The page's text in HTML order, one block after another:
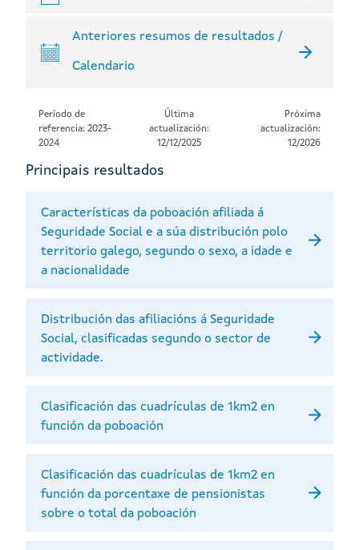
Anteriores resumos de resultados /
Calendario
Período de
referencia: 2023-
2024
Última
actualización:
12/12/2025
Próxima
actualización:
12/2026
Principais resultados
Características da poboación afiliada á
Seguridade Social e a súa distribución polo
territorio galego, segundo o sexo, a idade e
a nacionalidade
Distribución das afiliacións á Seguridade
Social, clasificadas segundo o sector de
actividade.
Clasificación das cuadrículas de 1km2 en
función da poboación
Clasificación das cuadrículas de 1km2 en
función da porcentaxe de pensionistas
sobre o total da poboación